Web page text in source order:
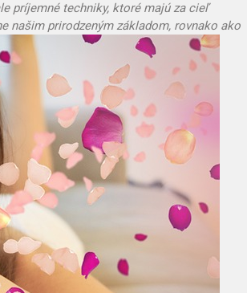
príjemné techniky, ktoré majú za cieľ
našim prirodzeným základom, rovnako ako